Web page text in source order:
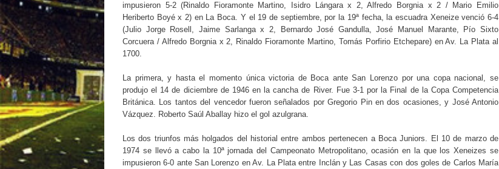
impusieron 5-2 (Rinaldo Fioramonte Martino, Isidro Lángara x 2, Alfredo Borgnia x 2 / Mario Emilio
Heriberto Boyé x 2) en La Boca. Y el 19 de septiembre, por la 19ª fecha, la escuadra Xeneize venció 6-4
(Julio Jorge Rosell, Jaime Sarlanga x 2, Bernardo José Gandulla, José Manuel Marante, Pío Sixto
Corcuera / Alfredo Borgnia x 2, Rinaldo Fioramonte Martino, Tomás Porfirio Etchepare) en Av. La Plata al
1700.
La primera, y hasta el momento única victoria de Boca ante San Lorenzo por una copa nacional, se
produjo el 14 de diciembre de 1946 en la cancha de River. Fue 3-1 por la Final de la Copa Competencia
Británica. Los tantos del vencedor fueron señalados por Gregorio Pin en dos ocasiones, y José Antonio
Vázquez. Roberto Saúl Aballay hizo el gol azulgrana.
Los dos triunfos más holgados del historial entre ambos pertenecen a Boca Juniors. El 10 de marzo de
1974 se llevó a cabo la 10ª jornada del Campeonato Metropolitano, ocasión en la que los Xeneizes se
impusieron 6-0 ante San Lorenzo en Av. La Plata entre Inclán y Las Casas con dos goles de Carlos María